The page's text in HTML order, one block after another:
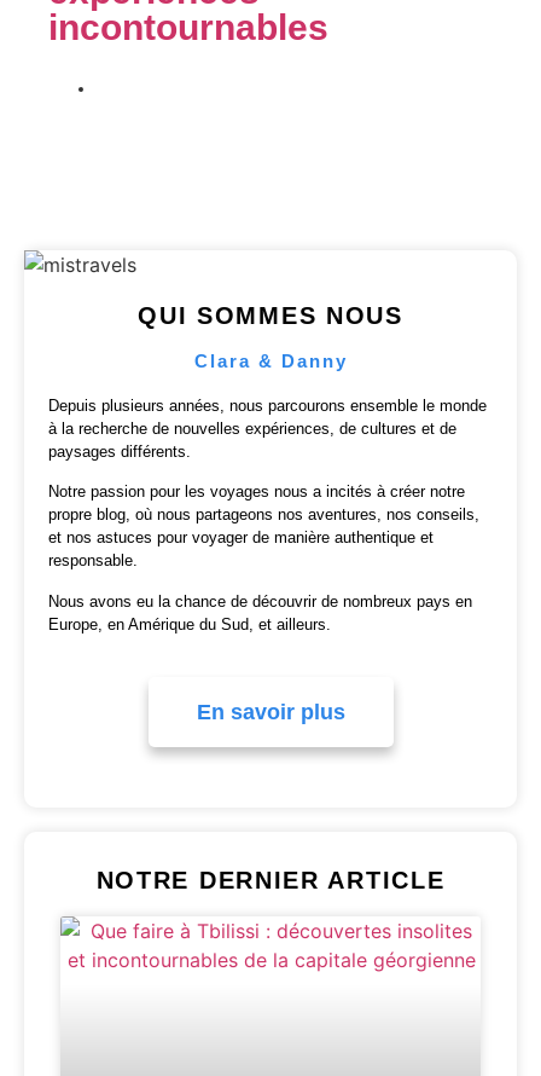
incontournables
QUI SOMMES NOUS
Clara & Danny
Depuis plusieurs années, nous parcourons ensemble le monde
à la recherche de nouvelles expériences, de cultures et de
paysages différents.
Notre passion pour les voyages nous a incités à créer notre
propre blog, où nous partageons nos aventures, nos conseils,
et nos astuces pour voyager de manière authentique et
responsable.
Nous avons eu la chance de découvrir de nombreux pays en
Europe, en Amérique du Sud, et ailleurs.
En savoir plus
NOTRE DERNIER ARTICLE